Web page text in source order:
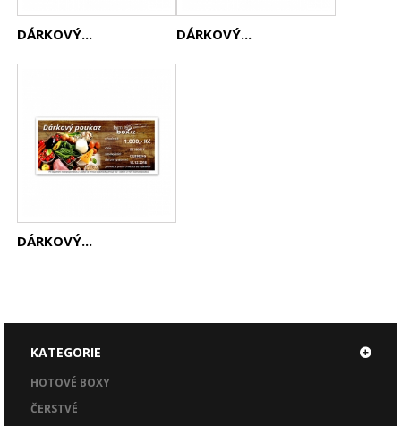
DÁRKOVÝ... DÁRKOVÝ...
DÁRKOVÝ...
KATEGORIE
HOTOVÉ BOXY
ČERSTVÉ